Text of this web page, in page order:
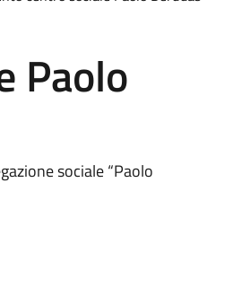
Paolo
sociale “Paolo